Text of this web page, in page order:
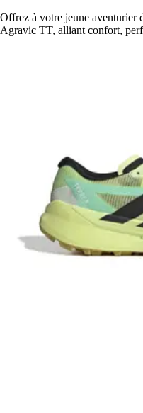
Offrez à votre jeune aventurier
Agravic TT, alliant confort,